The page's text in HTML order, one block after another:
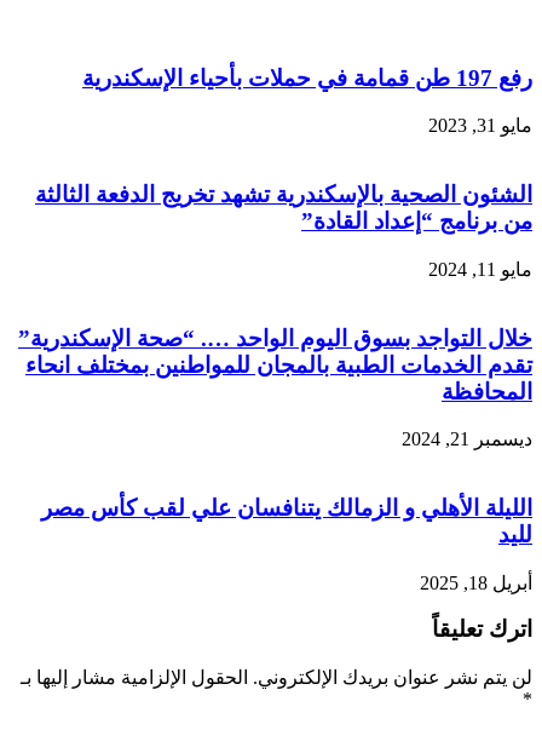
رفع 197 طن قمامة في حملات بأحياء الإسكندرية
مايو 31, 2023
الشئون الصحية بالإسكندرية تشهد تخريج الدفعة الثالثة
من برنامج “إعداد القادة”
مايو 11, 2024
خلال التواجد بسوق اليوم الواحد …. “صحة الإسكندرية”
تقدم الخدمات الطبية بالمجان للمواطنين بمختلف انحاء
المحافظة
ديسمبر 21, 2024
الليلة الأهلي و الزمالك يتنافسان علي لقب كأس مصر
لليد
أبريل 18, 2025
اترك تعليقاً
لن يتم نشر عنوان بريدك الإلكتروني. الحقول الإلزامية مشار إليها بـ
*